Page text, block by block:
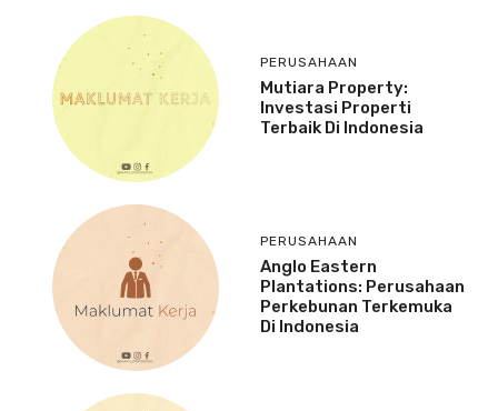
PERUSAHAAN
Mutiara Property:
Investasi Properti
Terbaik Di Indonesia
PERUSAHAAN
Anglo Eastern
Plantations: Perusahaan
Perkebunan Terkemuka
Di Indonesia